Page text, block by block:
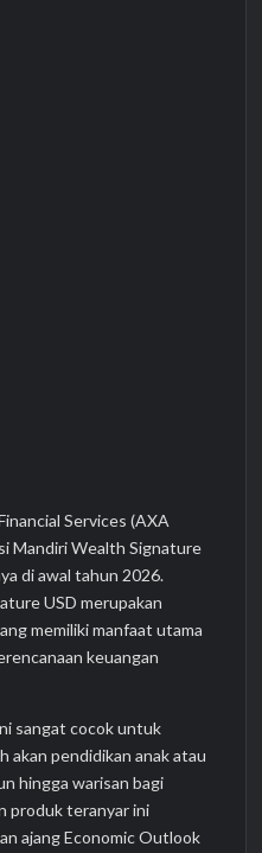
Services (AXA
Mandiri Wealth Signature
di awal tahun 2026.
USD merupakan
memiliki manfaat utama
keuangan
sangat cocok untuk
akan pendidikan anak atau
hingga warisan bagi
produk teranyar ini
ajang Economic Outlook